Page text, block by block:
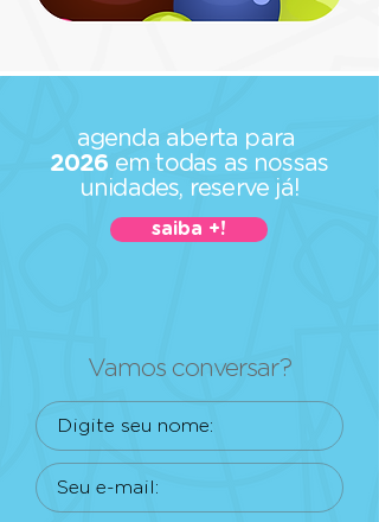
agenda aberta para
2026 em todas as nossas
unidades, reserve já!
saiba +!
Vamos conversar?